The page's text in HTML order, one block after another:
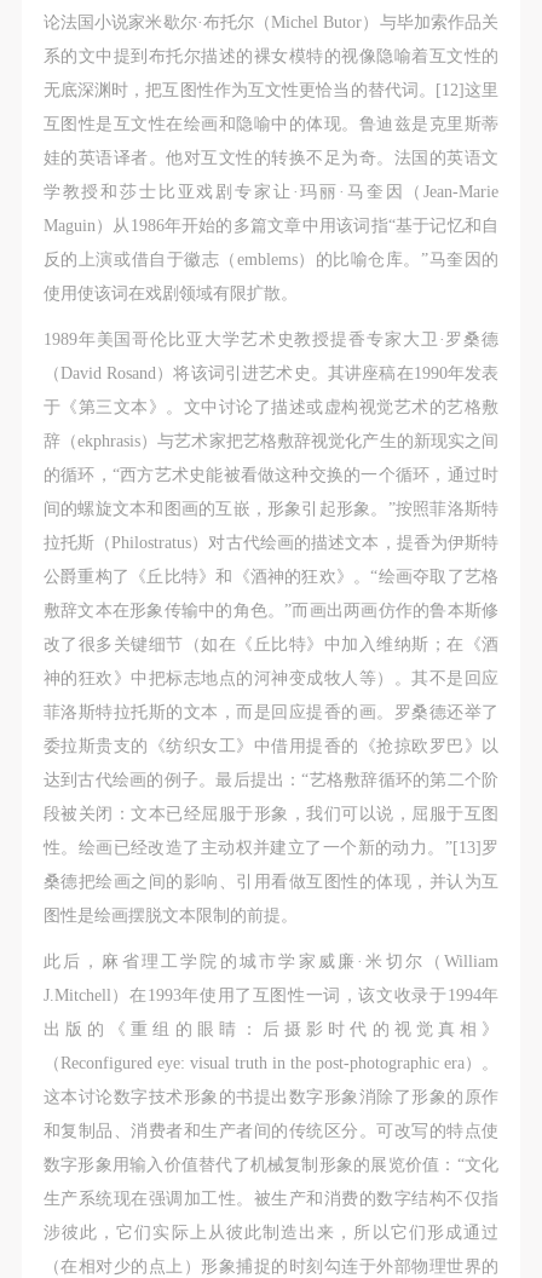
论法国小说家米歇尔·布托尔（Michel Butor）与毕加索作品关
系的文中提到布托尔描述的裸女模特的视像隐喻着互文性的
无底深渊时，把互图性作为互文性更恰当的替代词。[12]这里
互图性是互文性在绘画和隐喻中的体现。鲁迪兹是克里斯蒂
娃的英语译者。他对互文性的转换不足为奇。法国的英语文
学教授和莎士比亚戏剧专家让·玛丽·马奎因（Jean-Marie
Maguin）从1986年开始的多篇文章中用该词指“基于记忆和自
反的上演或借自于徽志（emblems）的比喻仓库。”马奎因的
使用使该词在戏剧领域有限扩散。
1989年美国哥伦比亚大学艺术史教授提香专家大卫·罗桑德
（David Rosand）将该词引进艺术史。其讲座稿在1990年发表
于《第三文本》。文中讨论了描述或虚构视觉艺术的艺格敷
辞（ekphrasis）与艺术家把艺格敷辞视觉化产生的新现实之间
的循环，“西方艺术史能被看做这种交换的一个循环，通过时
间的螺旋文本和图画的互嵌，形象引起形象。”按照菲洛斯特
拉托斯（Philostratus）对古代绘画的描述文本，提香为伊斯特
公爵重构了《丘比特》和《酒神的狂欢》。“绘画夺取了艺格
敷辞文本在形象传输中的角色。”而画出两画仿作的鲁本斯修
改了很多关键细节（如在《丘比特》中加入维纳斯；在《酒
神的狂欢》中把标志地点的河神变成牧人等）。其不是回应
菲洛斯特拉托斯的文本，而是回应提香的画。罗桑德还举了
委拉斯贵支的《纺织女工》中借用提香的《抢掠欧罗巴》以
达到古代绘画的例子。最后提出：“艺格敷辞循环的第二个阶
段被关闭：文本已经屈服于形象，我们可以说，屈服于互图
性。绘画已经改造了主动权并建立了一个新的动力。”[13]罗
桑德把绘画之间的影响、引用看做互图性的体现，并认为互
图性是绘画摆脱文本限制的前提。
此后，麻省理工学院的城市学家威廉·米切尔（William
J.Mitchell）在1993年使用了互图性一词，该文收录于1994年
出版的《重组的眼睛：后摄影时代的视觉真相》
（Reconfigured eye: visual truth in the post-photographic era）。
这本讨论数字技术形象的书提出数字形象消除了形象的原作
和复制品、消费者和生产者间的传统区分。可改写的特点使
数字形象用输入价值替代了机械复制形象的展览价值：“文化
生产系统现在强调加工性。被生产和消费的数字结构不仅指
涉彼此，它们实际上从彼此制造出来，所以它们形成通过
（在相对少的点上）形象捕捉的时刻勾连于外部物理世界的